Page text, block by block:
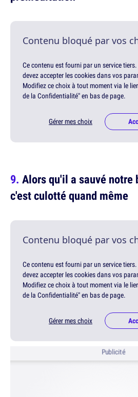
Contenu bloqué par vos
Ce contenu est fourni par un service
devez accepter les cookies dans vos
Modifiez ce choix à tout moment via le
de la Confidentialité" en bas de page.
Gérer mes choix
Alors qu'il a sauvé notre
c'est culotté quand même
Contenu bloqué par vos
Ce contenu est fourni par un service
devez accepter les cookies dans vos
Modifiez ce choix à tout moment via le
de la Confidentialité" en bas de page.
Gérer mes choix
Publicité